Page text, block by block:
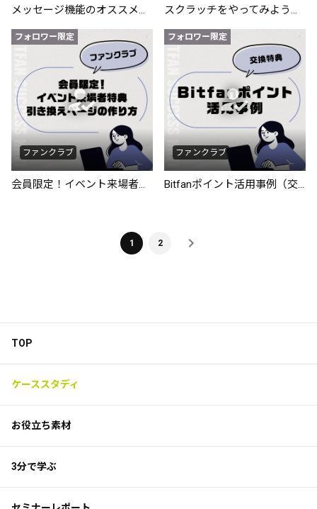
メッセージ機能のオススメ活用術 スクラッチをやってみよう！（初級編）
フォロワー限定
ファンクラブ
会員限定！イベント来場者特典引き換えページの作り方
フォロワー限定
ファンクラブ
Bitfanポイント活用事例（交換編）
1 2
TOP
ケーススタディ
お役立ち素材
3分で学ぶ